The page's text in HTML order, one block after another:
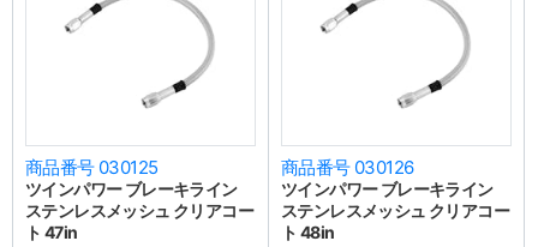
商品番号 030125
ツインパワー ブレーキライン
ステンレスメッシュ クリアコー
ト 47in
商品番号 030126
ツインパワー ブレーキライン
ステンレスメッシュ クリアコー
ト 48in